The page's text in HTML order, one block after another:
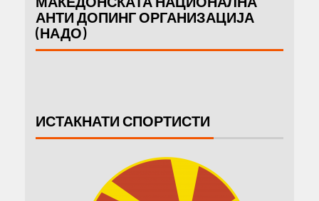
АНТИ ДОПИНГ ОРГАНИЗАЦИЈА
(НАДО)
ИСТАКНАТИ СПОРТИСТИ